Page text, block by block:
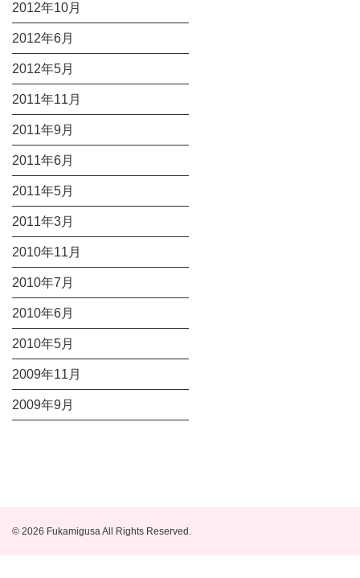
2012年10月
2012年6月
2012年5月
2011年11月
2011年9月
2011年6月
2011年5月
2011年3月
2010年11月
2010年7月
2010年6月
2010年5月
2009年11月
2009年9月
© 2026 Fukamigusa All Rights Reserved.